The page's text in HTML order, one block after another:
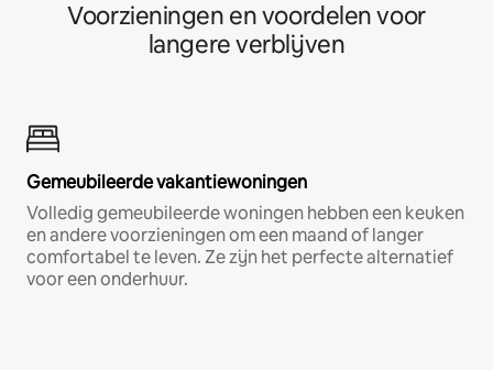
Voorzieningen en voordelen voor
langere verblijven
Gemeubileerde vakantiewoningen
Volledig gemeubileerde woningen hebben een keuken
en andere voorzieningen om een maand of langer
comfortabel te leven. Ze zijn het perfecte alternatief
voor een onderhuur.